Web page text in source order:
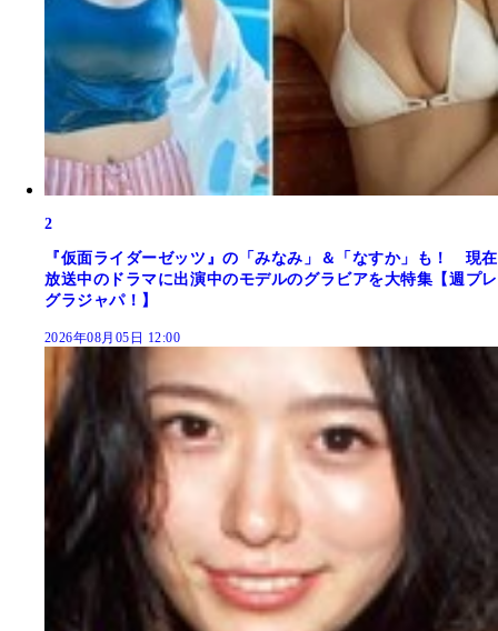
2
『仮面ライダーゼッツ』の「みなみ」＆「なすか」も！ 現在
放送中のドラマに出演中のモデルのグラビアを大特集【週プレ
グラジャパ！】
2026年08月05日 12:00